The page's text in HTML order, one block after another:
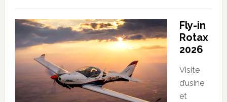
Fly-in
Rotax
2026
Visite
d’usine
et